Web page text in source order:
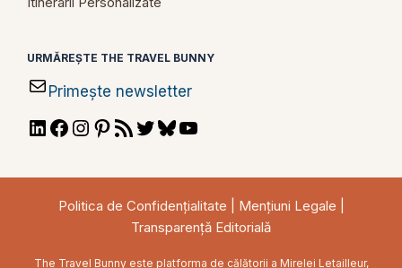
URMĂREȘTE THE TRAVEL BUNNY
Primește newsletter
LinkedIn
Facebook
Instagram
Pinterest
RSSTwitterBluesky
Politica de Confidențialitate Mențiuni Legale
Transparență Editorială
The Travel Bunny este platforma de călătorii a Mirelei Letailleur,